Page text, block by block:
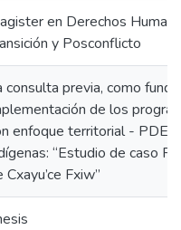
en Derechos
y Posconflicto
consulta previa, como
de los
enfoque territorial -
“Estudio de caso
Cxayu’ce Fxiw”